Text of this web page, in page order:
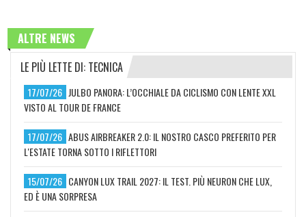
ALTRE NEWS
LE PIÙ LETTE DI: TECNICA
17/07/26 JULBO PANORA: L’OCCHIALE DA CICLISMO CON LENTE XXL
VISTO AL TOUR DE FRANCE
17/07/26 ABUS AIRBREAKER 2.0: IL NOSTRO CASCO PREFERITO PER
L'ESTATE TORNA SOTTO I RIFLETTORI
15/07/26 CANYON LUX TRAIL 2027: IL TEST. PIÙ NEURON CHE LUX,
ED È UNA SORPRESA